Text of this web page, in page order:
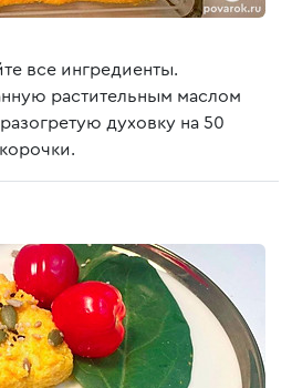
все ингредиенты.
растительным маслом
духовку на 50